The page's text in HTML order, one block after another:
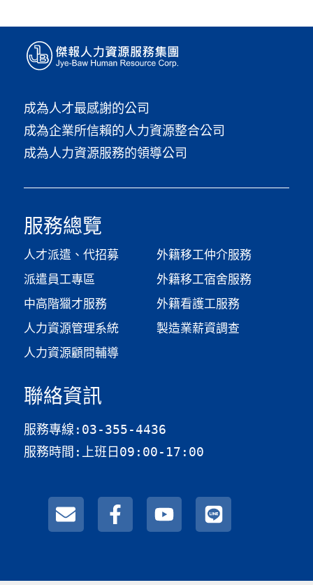
成為人才最感謝的公司
成為企業所信賴的人力資源整合公司
成為人力資源服務的領導公司
服務總覽
人才派遣、代招募
派遣員工專區
中高階獵才服務
人力資源管理系統
人力資源顧問輔導
外籍移工仲介服務
外籍移工宿舍服務
外籍看護工服務
製造業薪資調查​
聯絡資訊
服務專線:03-355-4436
服務時間:上班日09:00-17:00